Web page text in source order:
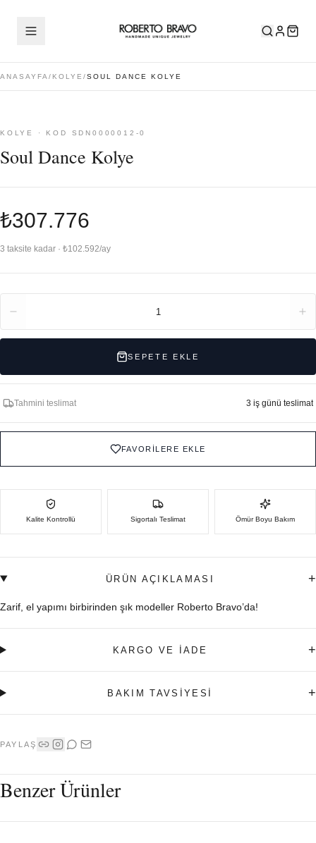
ANASAYFA / KOLYE /SOUL DANCE KOLYE
KOLYE · KOD SDN0000012-0
Soul Dance Kolye
₺307.776
3 taksite kadar · ₺102.592/ay
1
SEPETE EKLE
Tahmini teslimat 3 iş günü teslimat
FAVORİLERE EKLE
Kalite Kontrollü Sigortalı Teslimat Ömür Boyu Bakım
ÜRÜN AÇIKLAMASI +
Zarif, el yapımı birbirinden şık modeller Roberto Bravo’da!
KARGO VE İADE +
BAKIM TAVSİYESİ +
PAYLAŞ
Benzer Ürünler